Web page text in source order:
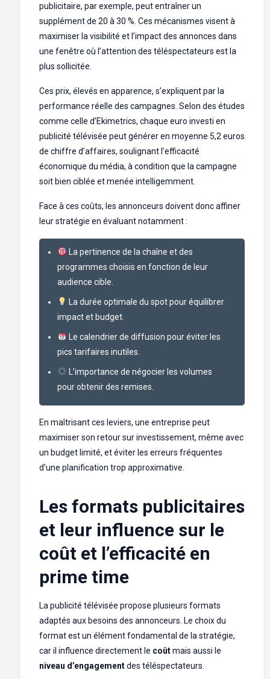
publicitaire, par exemple, peut entraîner un
supplément de 20 à 30 %. Ces mécanismes visent à
maximiser la visibilité et l’impact des annonces dans
une fenêtre où l’attention des téléspectateurs est la
plus sollicitée.
Ces prix, élevés en apparence, s’expliquent par la
performance réelle des campagnes. Selon des études
comme celle d’Ekimetrics, chaque euro investi en
publicité télévisée peut générer en moyenne 5,2 euros
de chiffre d’affaires, soulignant l’efficacité
économique du média, à condition que la campagne
soit bien ciblée et menée intelligemment.
Face à ces coûts, les annonceurs doivent donc affiner
leur stratégie en évaluant notamment :
La pertinence de la chaîne et des
programmes choisis en fonction de leur
audience cible.
La durée optimale du spot pour équilibrer
impact et budget.
Le calendrier de diffusion pour éviter les
pics tarifaires inutiles.
L’importance de négocier les volumes
pour obtenir des remises.
En maîtrisant ces leviers, une entreprise peut
maximiser son retour sur investissement, même avec
un budget limité, et éviter les erreurs fréquentes
d’une planification trop approximative.
Les formats publicitaires
et leur influence sur le
coût et l’efficacité en
prime time
La publicité télévisée propose plusieurs formats
adaptés aux besoins des annonceurs. Le choix du
format est un élément fondamental de la stratégie,
car il influence directement le coûtmais aussi le
niveau d’engagementdes téléspectateurs.